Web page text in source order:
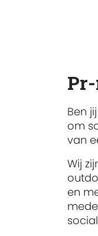
Ben
om
van
Wij
en